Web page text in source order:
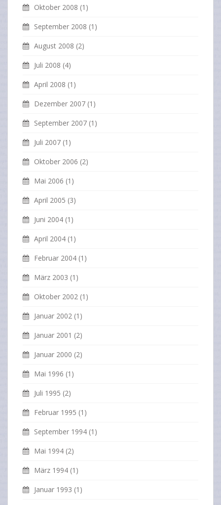
Oktober 2008 (1)
September 2008 (1)
August 2008 (2)
Juli 2008 (4)
April 2008 (1)
Dezember 2007 (1)
September 2007 (1)
Juli 2007 (1)
Oktober 2006 (2)
Mai 2006 (1)
April 2005 (3)
Juni 2004 (1)
April 2004 (1)
Februar 2004 (1)
März 2003 (1)
Oktober 2002 (1)
Januar 2002 (1)
Januar 2001 (2)
Januar 2000 (2)
Mai 1996 (1)
Juli 1995 (2)
Februar 1995 (1)
September 1994 (1)
Mai 1994 (2)
März 1994 (1)
Januar 1993 (1)